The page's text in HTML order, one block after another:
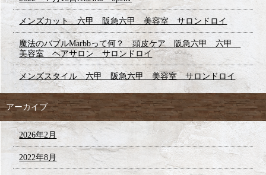
メンズカット 六甲 阪急六甲 美容室 サロンドロイ
魔法のバブルMarbbって何？ 頭皮ケア 阪急六甲 六甲
美容室 ヘアサロン サロンドロイ
メンズスタイル 六甲 阪急六甲 美容室 サロンドロイ
アーカイブ
2026年2月
2022年8月